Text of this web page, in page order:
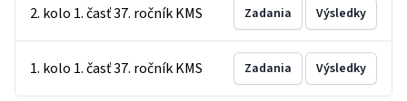
2. kolo 1. časť 37. ročník KMS Zadania Výsledky
1. kolo 1. časť 37. ročník KMS Zadania Výsledky